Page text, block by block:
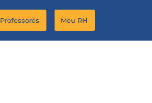
Professores Meu RH